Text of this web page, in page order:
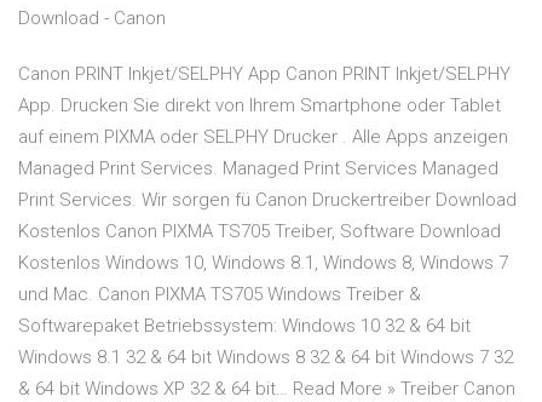
Download - Canon
Canon PRINT Inkjet/SELPHY App Canon PRINT Inkjet/SELPHY
App. Drucken Sie direkt von Ihrem Smartphone oder Tablet
auf einem PIXMA oder SELPHY Drucker . Alle Apps anzeigen
Managed Print Services. Managed Print Services Managed
Print Services. Wir sorgen fü Canon Druckertreiber Download
Kostenlos Canon PIXMA TS705 Treiber, Software Download
Kostenlos Windows 10, Windows 8.1, Windows 8, Windows 7
und Mac. Canon PIXMA TS705 Windows Treiber &
Softwarepaket Betriebssystem: Windows 10 32 & 64 bit
Windows 8.1 32 & 64 bit Windows 8 32 & 64 bit Windows 7 32
& 64 bit Windows XP 32 & 64 bit… Read More » Treiber Canon